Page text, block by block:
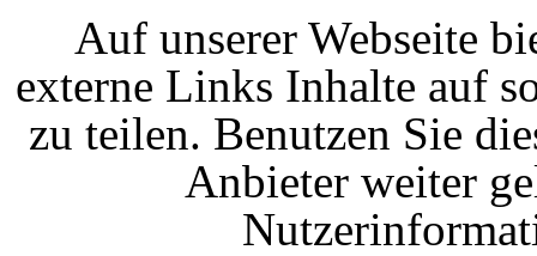
Auf unserer Webseite
externe Links Inhalte auf
zu teilen. Benutzen Sie
Anbieter weiter